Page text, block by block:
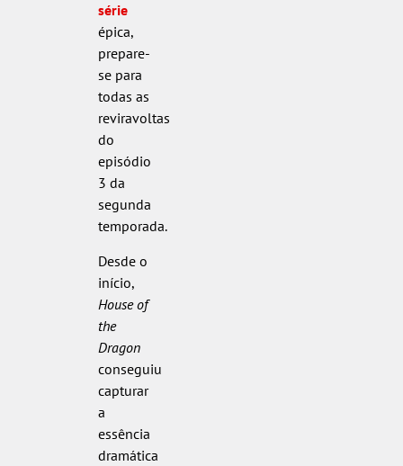
série
épica,
prepare-
se para
todas as
reviravoltas
do
episódio
3 da
segunda
temporada.
Desde o
início,
House of
the
Dragon
conseguiu
capturar
a
essência
dramática